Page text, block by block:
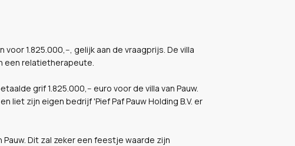
1.825.000,--, gelijk aan de vraagprijs. De villa
een relatietherapeute.
grif 1.825.000,-- euro voor de villa van Pauw.
liet zijn eigen bedrijf 'Pief Paf Pauw Holding B.V. er
Dit zal zeker een feestje waarde zijn